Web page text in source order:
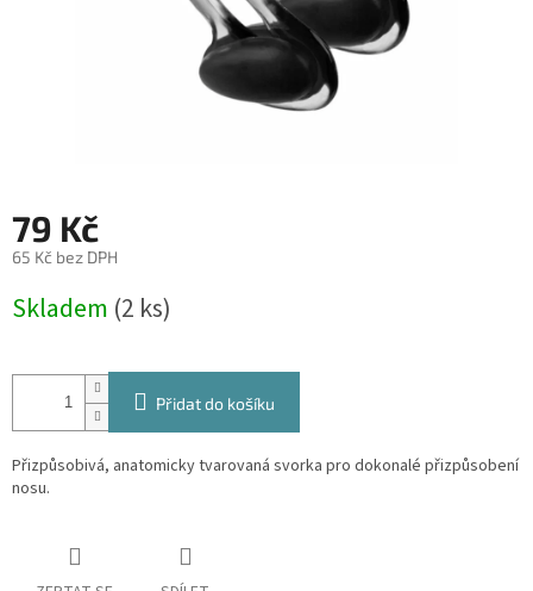
79 Kč
65 Kč bez DPH
cena:
Skladem (2 ks)
Přidat do košíku
Přizpůsobivá, anatomicky tvarovaná svorka pro dokonalé přizpůsobení
nosu.